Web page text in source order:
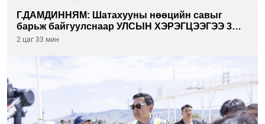
Г.ДАМДИННЯМ: Шатахууны нөөцийн савыг
барьж байгуулснаар УЛСЫН ХЭРЭГЦЭЭГЭЭ 3
САРААР НӨӨЦЛӨДӨГ болно
2 цаг 33 мин